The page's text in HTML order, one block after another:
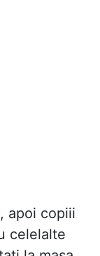
apoi copiii
celelalte